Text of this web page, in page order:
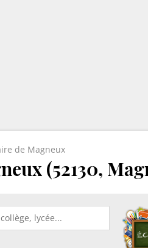
de Magneux
(52130,